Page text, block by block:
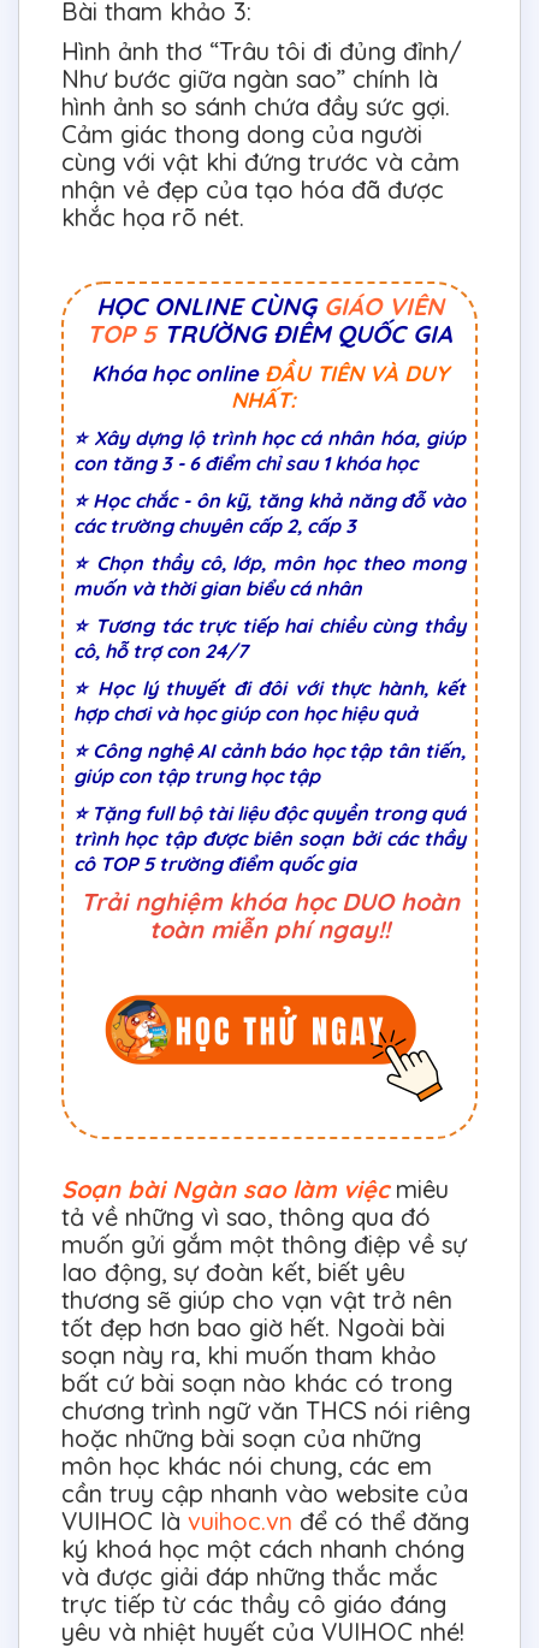
Bài tham khảo 3:
Hình ảnh thơ “Trâu tôi đi đủng đỉnh/
Như bước giữa ngàn sao” chính là
hình ảnh so sánh chứa đầy sức gợi.
Cảm giác thong dong của người
cùng với vật khi đứng trước và cảm
nhận vẻ đẹp của tạo hóa đã được
khắc họa rõ nét.
HỌC ONLINE CÙNG GIÁO VIÊN
TOP 5 TRƯỜNG ĐIỂM QUỐC GIA
Khóa học online ĐẦU TIÊN VÀ DUY
NHẤT:
⭐ Xây dựng lộ trình học cá nhân hóa, giúp
con tăng 3 - 6 điểm chỉ sau 1 khóa học
⭐ Học chắc - ôn kỹ, tăng khả năng đỗ vào
các trường chuyên cấp 2, cấp 3
⭐ Chọn thầy cô, lớp, môn học theo mong
muốn và thời gian biểu cá nhân
⭐ Tương tác trực tiếp hai chiều cùng thầy
cô, hỗ trợ con 24/7
⭐ Học lý thuyết đi đôi với thực hành, kết
hợp chơi và học giúp con học hiệu quả
⭐ Công nghệ AI cảnh báo học tập tân tiến,
giúp con tập trung học tập
⭐ Tặng full bộ tài liệu độc quyền trong quá
trình học tập được biên soạn bởi các thầy
cô TOP 5 trường điểm quốc gia
Trải nghiệm khóa học DUO hoàn
toàn miễn phí ngay!!
Soạn bài Ngàn sao làm việcmiêu
tả về những vì sao, thông qua đó
muốn gửi gắm một thông điệp về sự
lao động, sự đoàn kết, biết yêu
thương sẽ giúp cho vạn vật trở nên
tốt đẹp hơn bao giờ hết. Ngoài bài
soạn này ra, khi muốn tham khảo
bất cứ bài soạn nào khác có trong
chương trình ngữ văn THCS nói riêng
hoặc những bài soạn của những
môn học khác nói chung, các em
cần truy cập nhanh vào website của
VUIHOC là vuihoc.vn để có thể đăng
ký khoá học một cách nhanh chóng
và được giải đáp những thắc mắc
trực tiếp từ các thầy cô giáo đáng
yêu và nhiệt huyết của VUIHOC nhé!